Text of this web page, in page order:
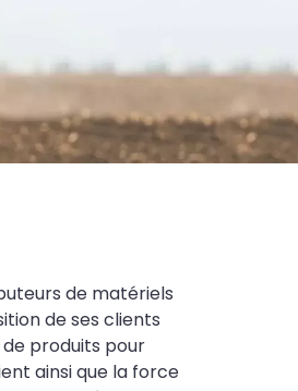
de matériels
de ses clients
produits pour
ainsi que la force